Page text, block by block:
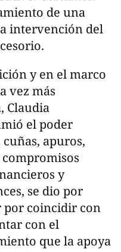
de una
intervención del
y en el marco
vez más
Claudia
el poder
apuros,
y
se dio por
por coincidir con
con el
que la apoya